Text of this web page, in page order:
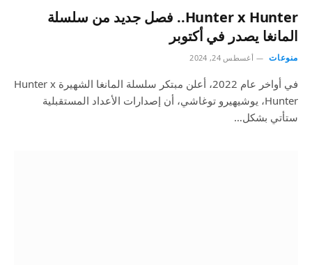
Hunter x Hunter.. فصل جديد من سلسلة
المانغا يصدر في أكتوبر
منوعات أغسطس 24, 2024
في أواخر عام 2022، أعلن مبتكر سلسلة المانغا الشهيرة Hunter x
Hunter، يوشيهيرو توغاشي، أن إصدارات الأعداد المستقبلية
ستأتي بشكل…